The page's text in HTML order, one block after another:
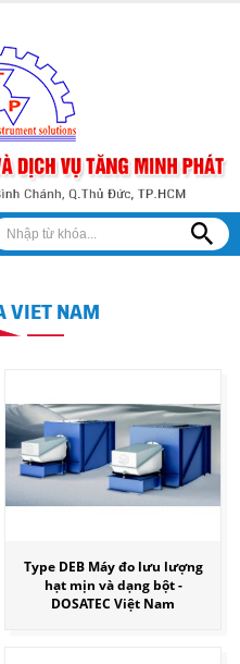
VIET NAM
Type DEB Máy đo lưu lượng
hạt mịn và dạng bột -
DOSATEC Việt Nam